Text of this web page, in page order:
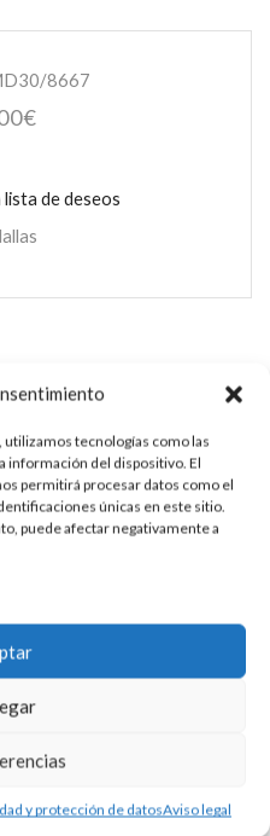
tecnologías como las
información del dispositivo. El
permitirá procesar datos como el
únicas en este sitio.
puede afectar negativamente a
y protección de datosAviso legal
8667
€
lista de deseos
Es por ello por lo que sus
de un pieza a otra. Para
nosotros.
con representación de la